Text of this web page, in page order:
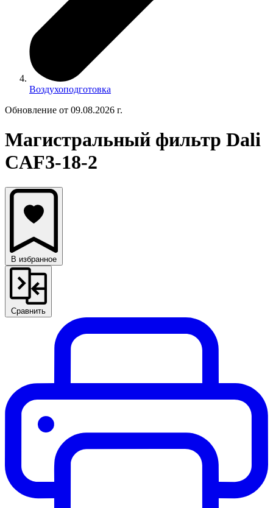
Воздухоподготовка
Обновление от 09.08.2026 г.
Магистральный фильтр Dali
CAF3-18-2
В избранное
Сравнить